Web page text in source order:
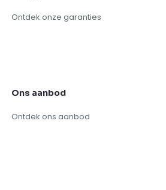
Ontdek onze garanties
Ons aanbod
Ontdek ons aanbod